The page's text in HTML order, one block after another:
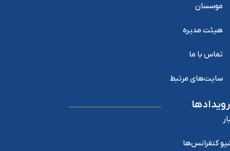
موسسان
هیئت مدیره
تماس با ما
سایت‌های مرتبط
رویدادها
کنفرانس‌ها